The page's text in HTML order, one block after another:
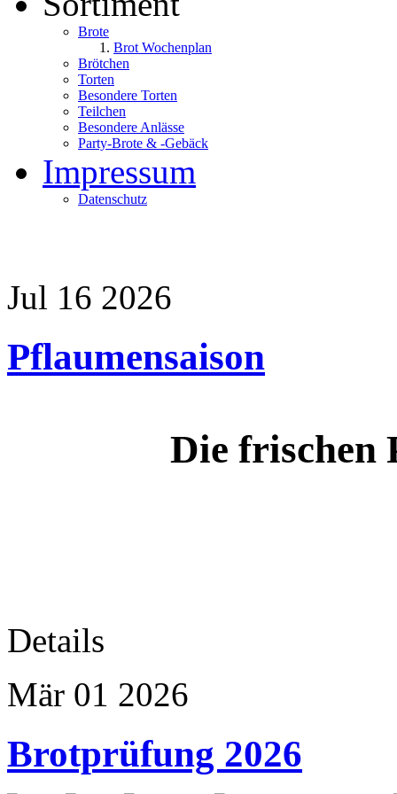
Brote
Brot Wochenplan
Brötchen
Torten
Besondere Torten
Teilchen
Besondere Anlässe
Party-Brote & -Gebäck
Impressum
Datenschutz
Jul 16 2026
Pflaumensaison
Die frischen
Details
Mär 01 2026
Brotprüfung 2026